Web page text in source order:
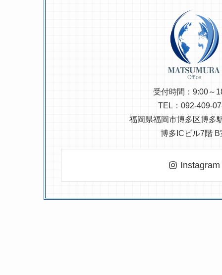
受付時間：9:00～
TEL：092-409-
福岡県福岡市博多区博多
博多ICビル7階 B
Instagram